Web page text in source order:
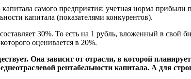
капитала самого предприятия: учетная норма
капитала (показателями конкурентов).
30%. То есть на 1 рубль, вложенный в свой
оценивается в 20%.
Она зависит от отрасли, в которой
рентабельности капитала. А для